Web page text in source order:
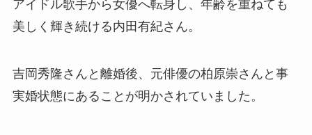
アイドル歌手から女優へ転身し、年齢を重ねても
美しく輝き続ける内田有紀さん。
吉岡秀隆さんと離婚後、元俳優の柏原崇さんと事
実婚状態にあることが明かされていました。